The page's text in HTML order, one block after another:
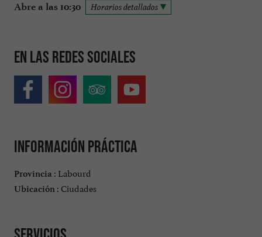
Abre a las 10:30 Horarios detallados
En las redes sociales
Información práctica
Provincia : Labourd
Ubicación : Ciudades